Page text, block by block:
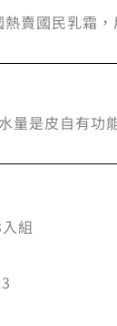
賣國民乳霜
量是皮自有功
組